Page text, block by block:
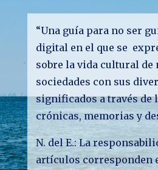
“Una guía para no ser
digital en el que se
sobre la vida cultural de
sociedades con sus
significados a través de
crónicas, memorias y
N. del E.: La
artículos corresponden